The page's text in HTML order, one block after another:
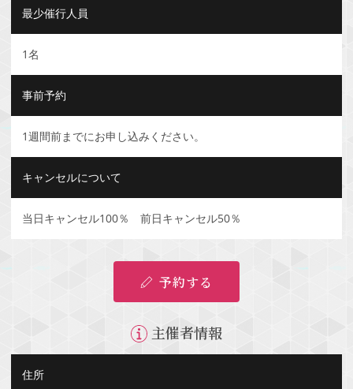
最少催行人員
1名
事前予約
1週間前までにお申し込みください。
キャンセルについて
当日キャンセル100％ 前日キャンセル50％
予約する
主催者情報
住所